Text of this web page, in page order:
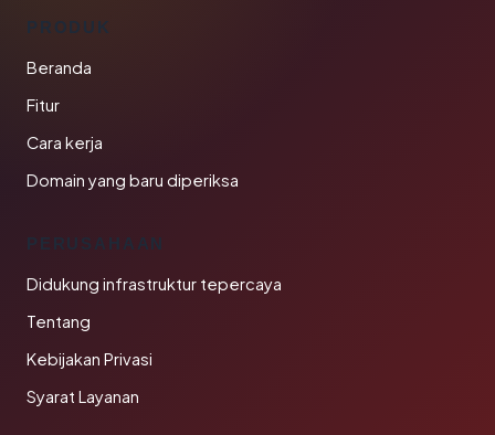
PRODUK
Beranda
Fitur
Cara kerja
Domain yang baru diperiksa
PERUSAHAAN
Didukung infrastruktur tepercaya
Tentang
Kebijakan Privasi
Syarat Layanan